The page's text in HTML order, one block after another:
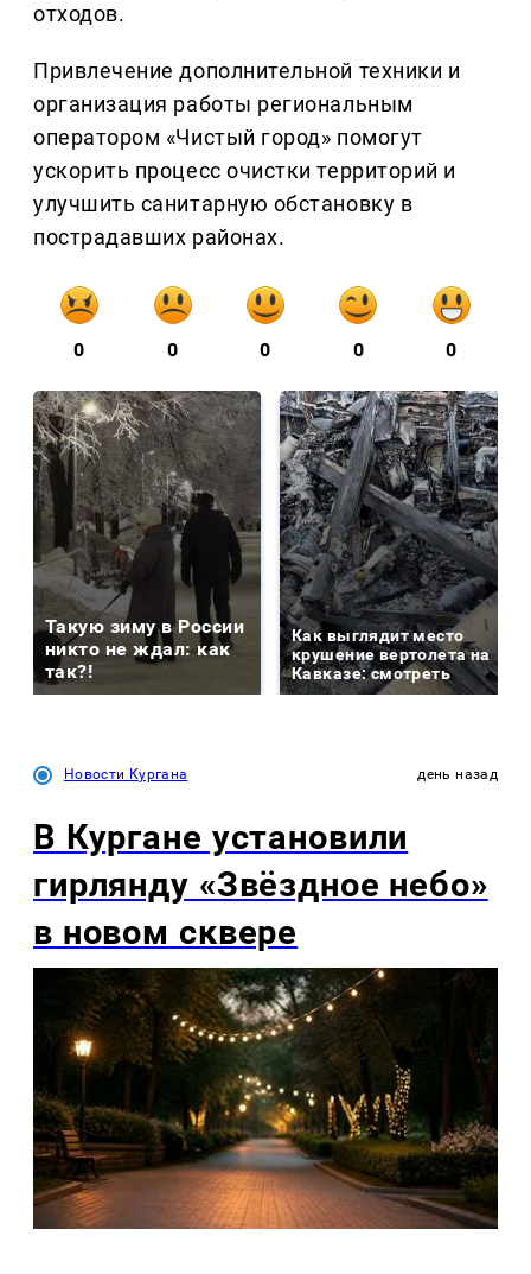
отходов.
Привлечение дополнительной техники и
организация работы региональным
оператором «Чистый город» помогут
ускорить процесс очистки территорий и
улучшить санитарную обстановку в
пострадавших районах.
0 0 0 0 0
Такую зиму в России
никто не ждал: как
так?!
Как выглядит место
крушение вертолета на
Кавказе: смотреть
Новости Кургана день назад
В Кургане установили
гирлянду «Звёздное небо»
в новом сквере